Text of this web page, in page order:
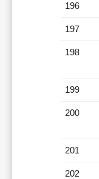
196
197
198
199
200
201
202